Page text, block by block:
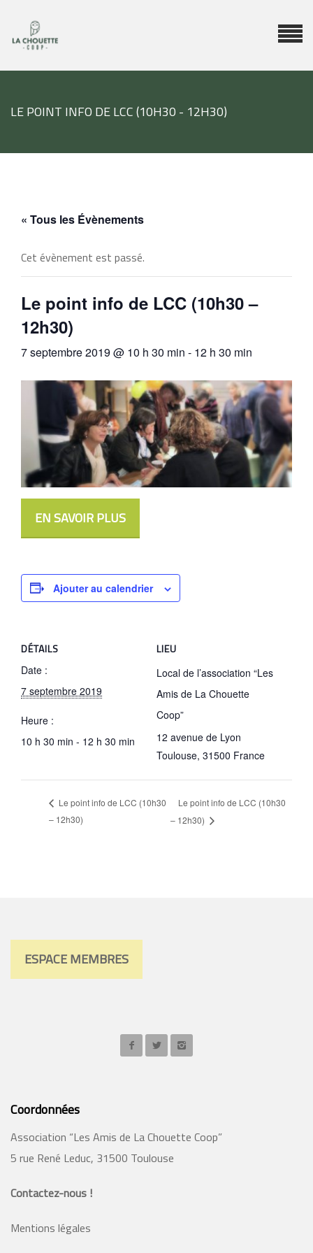
LE POINT INFO DE LCC (10H30 - 12H30)
« Tous les Évènements
Cet évènement est passé.
Le point info de LCC (10h30 –
12h30)
7 septembre 2019 @ 10 h 30 min - 12 h 30 min
EN SAVOIR PLUS
Ajouter au calendrier
DÉTAILS
Date :
7 septembre 2019
Heure :
10 h 30 min - 12 h 30 min
LIEU
Local de l’association “Les
Amis de La Chouette
Coop”
12 avenue de Lyon
Toulouse, 31500 France
Le point info de LCC (10h30
– 12h30)
Le point info de LCC (10h30
– 12h30)
ESPACE MEMBRES
Coordonnées
Association “Les Amis de La Chouette Coop”
5 rue René Leduc, 31500 Toulouse
Contactez-nous !
Mentions légales